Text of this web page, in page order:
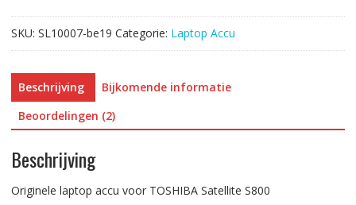
SKU: SL10007-be19 Categorie: Laptop Accu
Beschrijving
Bijkomende informatie
Beoordelingen (2)
Beschrijving
Originele laptop accu voor TOSHIBA Satellite S800